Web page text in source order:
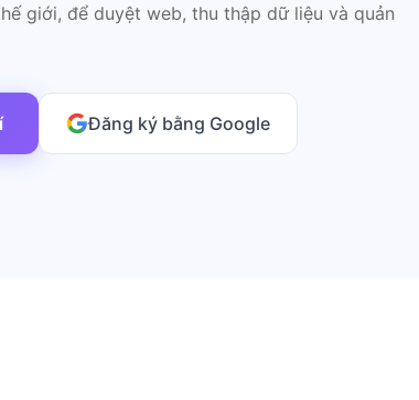
giới, để duyệt web, thu thập dữ liệu và quản
Đăng ký bằng Google